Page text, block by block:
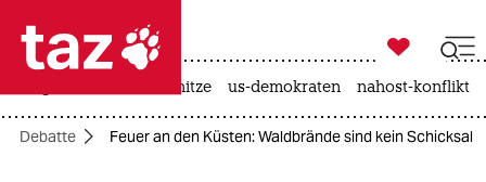
 taz zahl ich
taz zahl ich

taz zahl ich
hitze us-demokraten nahost-konflikt
Debatte Feuer an den Küsten: Waldbrände sind kein Schicksal